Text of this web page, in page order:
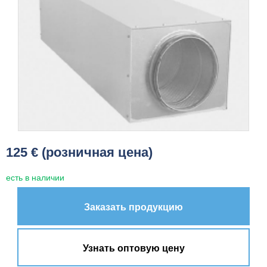
125 € (розничная цена)
есть в наличии
Заказать продукцию
Узнать оптовую цену